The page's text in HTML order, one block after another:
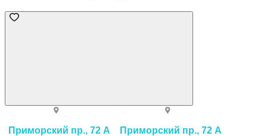
Приморский пр., 72 А Приморский пр., 72 А